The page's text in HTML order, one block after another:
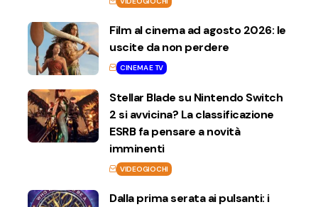
Film al cinema ad agosto 2026: le
uscite da non perdere
CINEMA E TV
Stellar Blade su Nintendo Switch
2 si avvicina? La classificazione
ESRB fa pensare a novità
imminenti
VIDEOGIOCHI
Dalla prima serata ai pulsanti: i